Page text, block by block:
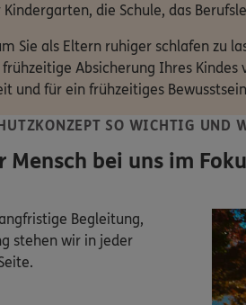
die Schule, das
Sie als Eltern ruhiger schlafen zu
Absicherung Ihres
und für ein frühzeitiges
SO WICHTIG UND
Mensch bei uns im
Begleitung,
stehen wir in jeder